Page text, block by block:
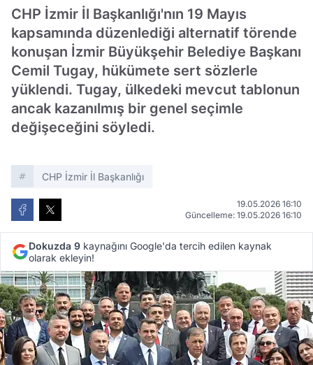
CHP İzmir İl Başkanlığı'nın 19 Mayıs
kapsamında düzenlediği alternatif törende
konuşan İzmir Büyükşehir Belediye Başkanı
Cemil Tugay, hükümete sert sözlerle
yüklendi. Tugay, ülkedeki mevcut tablonun
ancak kazanılmış bir genel seçimle
değişeceğini söyledi.
CHP İzmir İl Başkanlığı
19.05.2026 16:10
Güncelleme: 19.05.2026 16:10
Dokuzda 9 kaynağını Google'da tercih edilen kaynak
olarak ekleyin!